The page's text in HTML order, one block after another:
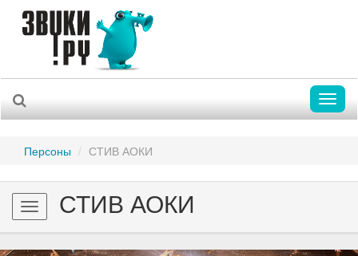
Персоны СТИВ АОКИ
Toggle
navigation
СТИВ АОКИ